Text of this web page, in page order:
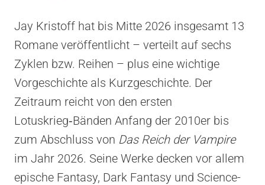
Jay Kristoff hat bis Mitte 2026 insgesamt 13
Romane veröffentlicht – verteilt auf sechs
Zyklen bzw. Reihen – plus eine wichtige
Vorgeschichte als Kurzgeschichte. Der
Zeitraum reicht von den ersten
Lotuskrieg‑Bänden Anfang der 2010er bis
zum Abschluss von Das Reich der Vampire
im Jahr 2026. Seine Werke decken vor allem
epische Fantasy, Dark Fantasy und Science-